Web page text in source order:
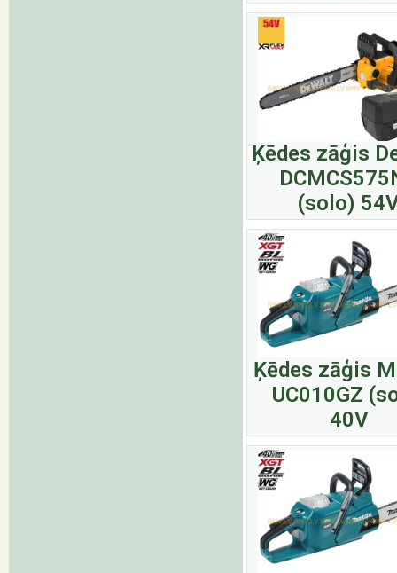
Ķēdes zāģis
(solo)
Ķēdes zāģis
UC010GZ
40V